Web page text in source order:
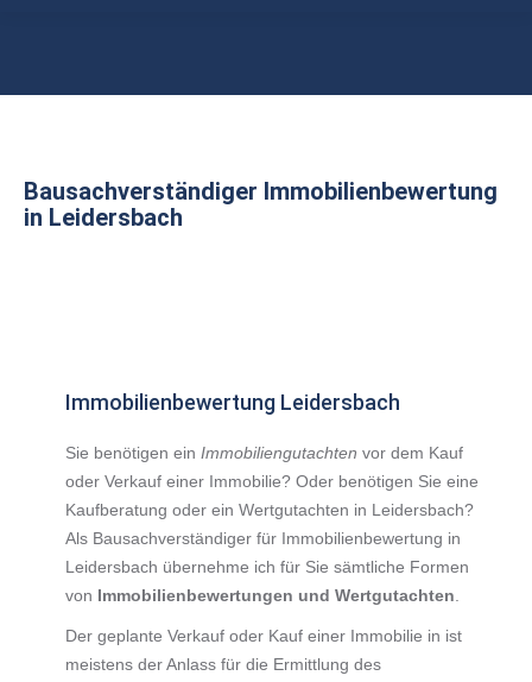
Bausachverständiger Immobilienbewertung
in Leidersbach
Immobilienbewertung Leidersbach
Sie benötigen ein Immobiliengutachten vor dem Kauf
oder Verkauf einer Immobilie? Oder benötigen Sie eine
Kaufberatung oder ein Wertgutachten in Leidersbach?
Als Bausachverständiger für Immobilienbewertung in
Leidersbach übernehme ich für Sie sämtliche Formen
von Immobilienbewertungen und Wertgutachten
Der geplante Verkauf oder Kauf einer Immobilie in ist
meistens der Anlass für die Ermittlung des